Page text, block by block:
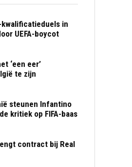
kwalificatieduels in
UEFA-boycot
‘een eer’
te zijn
steunen Infantino
kritiek op FIFA-baas
contract bij Real